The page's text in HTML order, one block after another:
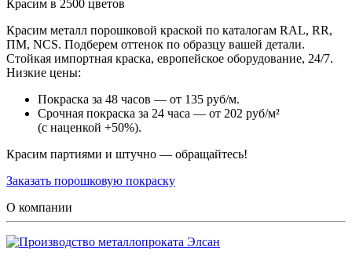
Красим в 2500 цветов
Красим металл порошковой краской по каталогам RAL, RR,
ПМ, NCS. Подберем оттенок по образцу вашей детали.
Стойкая импортная краска, европейское оборудование, 24/7.
Низкие цены:
Покраска за 48 часов — от 135 руб/м.
Срочная покраска за 24 часа — от 202 руб/м²
(с наценкой +50%).
Красим партиями и штучно — обращайтесь!
Заказать порошковую покраску
О компании